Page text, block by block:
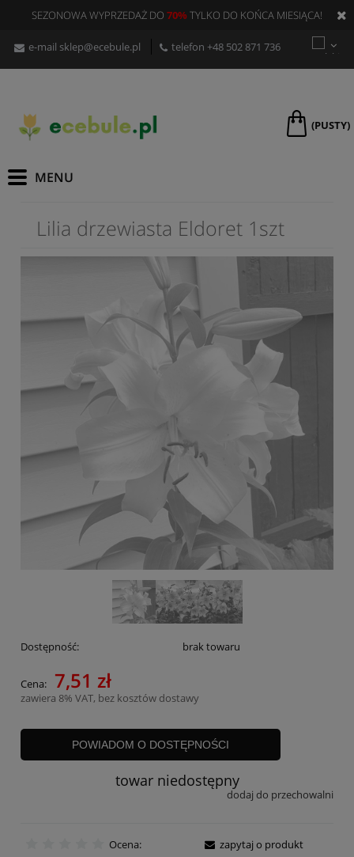
SEZONOWA WYPRZEDAŻ DO 70%TYLKO DO KOŃCA MIESIĄCA!
e-mail sklep@ecebule.pl telefon +48 502 871 736
(PUSTY)
Lilia drzewiasta Eldoret 1szt
Dostępność: brak towaru
Cena: 7,51 zł
zawiera 8% VAT, bez kosztów dostawy
POWIADOM O DOSTĘPNOŚCI
towar niedostępny
dodaj do przechowalni
Ocena:
zapytaj o produkt